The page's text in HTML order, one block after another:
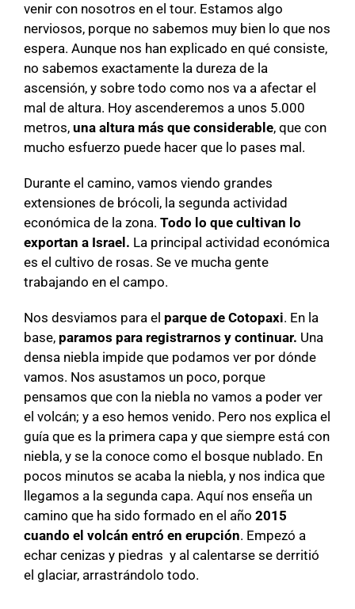
venir con nosotros en el tour. Estamos algo
nerviosos, porque no sabemos muy bien lo que nos
espera. Aunque nos han explicado en qué consiste,
no sabemos exactamente la dureza de la
ascensión, y sobre todo como nos va a afectar el
mal de altura. Hoy ascenderemos a unos 5.000
metros, una altura más que considerable, que con
mucho esfuerzo puede hacer que lo pases mal.
Durante el camino, vamos viendo grandes
extensiones de brócoli, la segunda actividad
económica de la zona. Todo lo que cultivan lo
exportan a Israel. La principal actividad económica
es el cultivo de rosas. Se ve mucha gente
trabajando en el campo.
Nos desviamos para el parque de Cotopaxi. En la
base, paramos para registrarnos y continuar. Una
densa niebla impide que podamos ver por dónde
vamos. Nos asustamos un poco, porque
pensamos que con la niebla no vamos a poder ver
el volcán; y a eso hemos venido. Pero nos explica el
guía que es la primera capa y que siempre está con
niebla, y se la conoce como el bosque nublado. En
pocos minutos se acaba la niebla, y nos indica que
llegamos a la segunda capa. Aquí nos enseña un
camino que ha sido formado en el año 2015
cuando el volcán entró en erupción. Empezó a
echar cenizas y piedras y al calentarse se derritió
el glaciar, arrastrándolo todo.